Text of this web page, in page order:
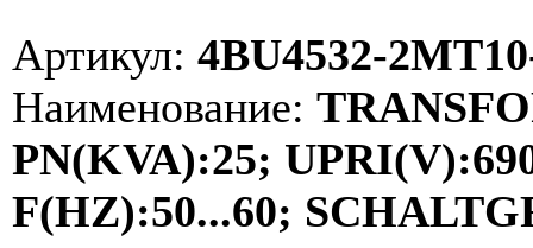
Артикул: 4BU4532-
Наименование:
PN(KVA):25;
F(HZ):50...60;